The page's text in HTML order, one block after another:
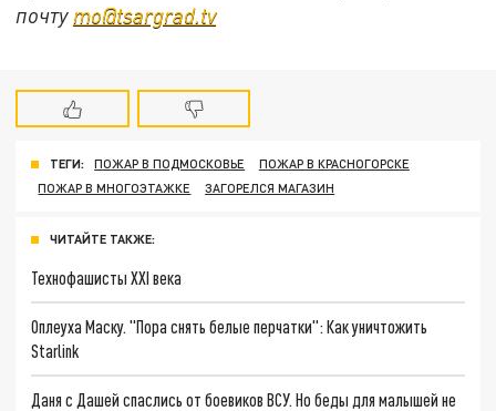
почту mo@tsargrad.tv
ТЕГИ: ПОЖАР В ПОДМОСКОВЬЕ
ПОЖАР В КРАСНОГОРСКЕ
ПОЖАР В МНОГОЭТАЖКЕ
ЗАГОРЕЛСЯ МАГАЗИН
ЧИТАЙТЕ ТАКЖЕ:
Технофашисты XXI века
Оплеуха Маску. "Пора снять белые перчатки": Как уничтожить
Starlink
Даня с Дашей спаслись от боевиков ВСУ. Но беды для малышей не